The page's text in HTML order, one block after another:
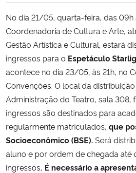
Ministério da Ciência, Tecnologia, Inovações e
Ministério do Meio Ambiente
Ministério do Turismo
Ministério do Desenvolvimento Regional
Controladoria-Geral da União
Ministério da Mulher, da Família e dos Direitos
No dia 21/05, quarta-feira, das 09h
Coordenadoria de Cultura e Arte,
Gestão Artística e Cultural, estará
ingressos para o Espetáculo
acontece no dia 23/05, às 21h, no
Convenções. O local da
Administração do Teatro, sala 308,
ingressos são destinados para
regularmente matriculados, que
Socioeconômico (BSE). Será
aluno e por ordem de chegada até
ingressos. É necessário a